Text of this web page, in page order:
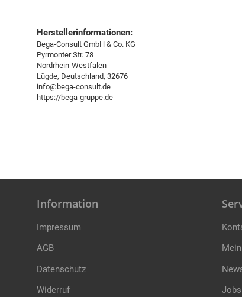
Herstellerinformationen:
Bega-Consult GmbH & Co. KG
Pyrmonter Str. 78
Nordrhein-Westfalen
Lügde, Deutschland, 32676
info@bega-consult.de
https://bega-gruppe.de
Information
Impressum
AGB
Datenschutz
Widerruf
Jobs